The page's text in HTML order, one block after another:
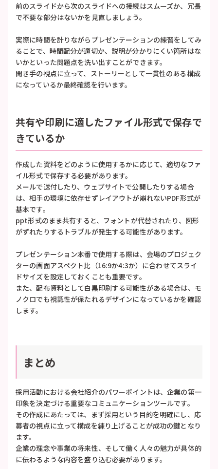
前のスライドから次のスライドへの接続はスムーズか、冗長
で不要な部分はないかを見直しましょう。
実際に時間を計りながらプレゼンテーションの練習をしてみ
ることで、時間配分が適切か、説明が分かりにくい箇所はな
いかといった問題点を洗い出すことができます。
聞き手の視点に立って、ストーリーとして一貫性のある構成
になっているか最終確認を行います。
共有や印刷に適したファイル形式で保存で
きているか
作成した資料をどのように使用するかに応じて、適切なファ
イル形式で保存する必要があります。
メールで送付したり、ウェブサイトで公開したりする場合
は、相手の環境に依存せずレイアウトが崩れないPDF形式が
基本です。
ppt形式のまま共有すると、フォントが代替されたり、図形
がずれたりするトラブルが発生する可能性があります。
プレゼンテーション本番で使用する際は、会場のプロジェク
ターの画面アスペクト比（16:9か4:3か）に合わせてスライ
ドサイズを設定しておくことも重要です。
また、配布資料として白黒印刷する可能性がある場合は、モ
ノクロでも視認性が保たれるデザインになっているかを確認
します。
まとめ
採用活動における会社紹介のパワーポイントは、企業の第一
印象を決定づける重要なコミュニケーションツールです。
その作成にあたっては、まず採用という目的を明確にし、応
募者の視点に立って構成を練り上げることが成功の鍵となり
ます。
企業の理念や事業の将来性、そして働く人々の魅力が具体的
に伝わるような内容を盛り込む必要があります。